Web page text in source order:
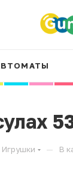
Игрушки — В